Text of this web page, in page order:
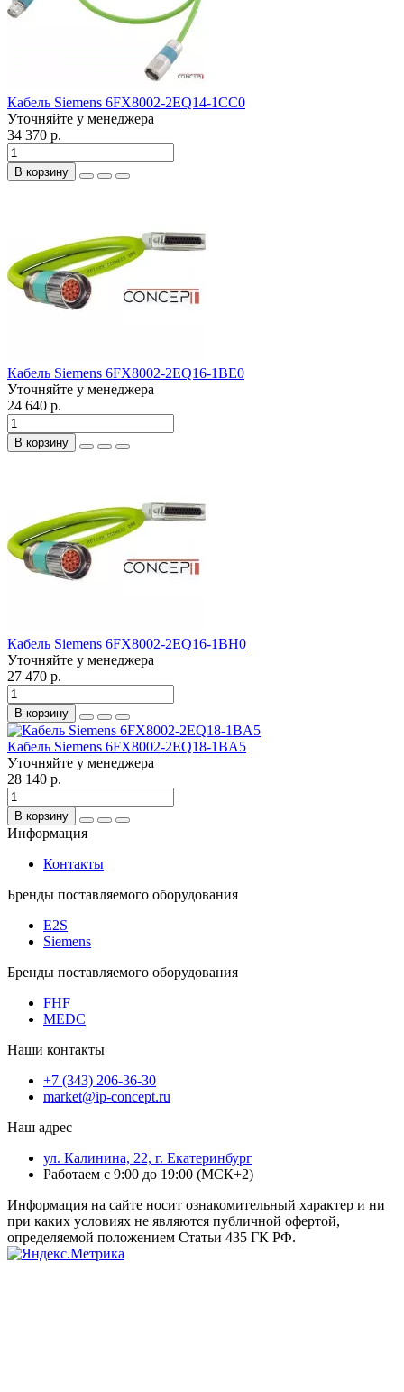
Кабель Siemens 6FX8002-2EQ14-1CC0
Уточняйте у менеджера
34 370 р.
В корзину
Кабель Siemens 6FX8002-2EQ16-1BE0
Уточняйте у менеджера
24 640 р.
В корзину
Кабель Siemens 6FX8002-2EQ16-1BH0
Уточняйте у менеджера
27 470 р.
В корзину
Кабель Siemens 6FX8002-2EQ18-1BA5
Уточняйте у менеджера
28 140 р.
В корзину
Информация
Контакты
Бренды поставляемого оборудования
E2S
Siemens
Бренды поставляемого оборудования
FHF
MEDC
Наши контакты
+7 (343) 206-36-30
market@ip-concept.ru
Наш адрес
ул. Калинина, 22, г. Екатеринбург
Работаем с 9:00 до 19:00 (МСК+2)
Информация на сайте носит ознакомительный характер и ни
при каких условиях не являются публичной офертой,
определяемой положением Статьи 435 ГК РФ.